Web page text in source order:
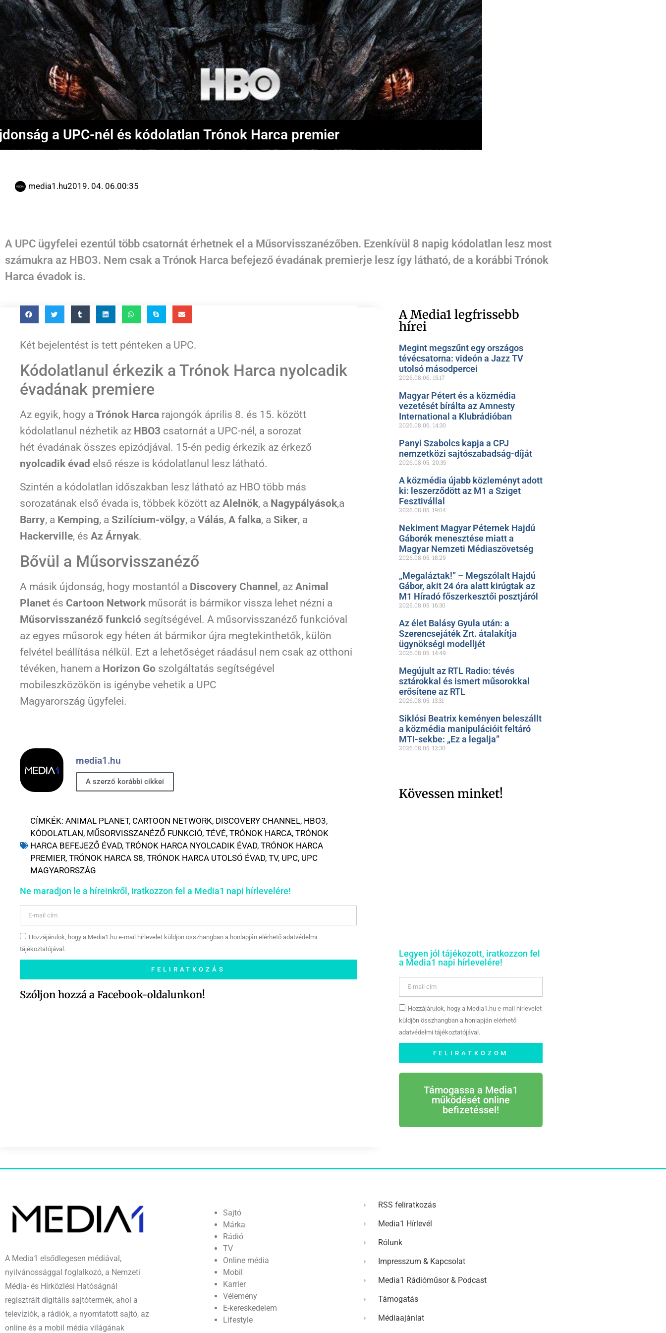
a UPC-nél és kódolatlan Trónok Harca premier
media1.hu2019. 04. 06.00:35
A UPC ügyfelei ezentúl több csatornát érhetnek el a Műsorvisszanézőben. Ezenkívül 8 napig kódolatlan lesz most
számukra az HBO3. Nem csak a Trónok Harca befejező évadának premierje lesz így látható, de a korábbi Trónok
Harca évadok is.
Két bejelentést is tett pénteken a UPC.
Kódolatlanul érkezik a Trónok Harca nyolcadik
évadának premiere
Az egyik, hogy a Trónok Harca rajongók április 8. és 15. között
kódolatlanul nézhetik az HBO3 csatornát a UPC-nél, a sorozat
hét évadának összes epizódjával. 15-én pedig érkezik az érkező
nyolcadik évad első része is kódolatlanul lesz látható.
Szintén a kódolatlan időszakban lesz látható az HBO több más
sorozatának első évada is, többek között az Alelnök, a Nagypályások,a
Barry, a Kemping, a Szilícium-völgy, a Válás, A falka, a Siker, a
Hackerville, és Az Árnyak.
Bővül a Műsorvisszanéző
A másik újdonság, hogy mostantól a Discovery Channel , az Animal
Planet és Cartoon Network műsorát is bármikor vissza lehet nézni a
Műsorvisszanéző funkció segítségével. A műsorvisszanéző funkcióval
az egyes műsorok egy héten át bármikor újra megtekinthetők, külön
felvétel beállítása nélkül. Ezt a lehetőséget ráadásul nem csak az otthoni
tévéken, hanem a Horizon Go szolgáltatás segítségével
mobileszközökön is igénybe vehetik a UPC
Magyarország ügyfelei.
media1.hu
A szerző korábbi cikkei
CÍMKÉK: ANIMAL PLANET, CARTOON NETWORK, DISCOVERY CHANNEL, HBO3,
KÓDOLATLAN, MŰSORVISSZANÉZŐ FUNKCIÓ, TÉVÉ, TRÓNOK HARCA, TRÓNOK
HARCA BEFEJEZŐ ÉVAD, TRÓNOK HARCA NYOLCADIK ÉVAD, TRÓNOK HARCA
PREMIER, TRÓNOK HARCA S8, TRÓNOK HARCA UTOLSÓ ÉVAD, TV, UPC, UPC
MAGYARORSZÁG
Ne maradjon le a híreinkről, iratkozzon fel a Media1 napi hírlevelére!
Hozzájárulok, hogy a Media1.hu e-mail hírlevelet küldjön összhangban a honlapján elérhető adatvédelmi
tájékoztatójával.
FELIRATKOZÁS
Szóljon hozzá a Facebook-oldalunkon!
A Media1 legfrissebb
hírei
Megint megszűnt egy országos
tévécsatorna: videón a Jazz TV
utolsó másodpercei
2026.08.06. 15:17
Magyar Pétert és a közmédia
vezetését bírálta az Amnesty
International a Klubrádióban
2026.08.06. 14:30
Panyi Szabolcs kapja a CPJ
nemzetközi sajtószabadság-díját
2026.08.05. 20:35
A közmédia újabb közleményt adott
ki: leszerződött az M1 a Sziget
Fesztivállal
2026.08.05. 19:04
Nekiment Magyar Péternek Hajdú
Gáborék menesztése miatt a
Magyar Nemzeti Médiaszövetség
2026.08.05. 18:29
„Megaláztak!” – Megszólalt Hajdú
Gábor, akit 24 óra alatt kirúgtak az
M1 Híradó főszerkesztői posztjáról
2026.08.05. 16:30
Az élet Balásy Gyula után: a
Szerencsejáték Zrt. átalakítja
ügynökségi modelljét
2026.08.05. 14:49
Megújult az RTL Radio: tévés
sztárokkal és ismert műsorokkal
erősítene az RTL
2026.08.05. 13:31
Siklósi Beatrix keményen beleszállt
a közmédia manipulációit feltáró
MTI-sekbe: „Ez a legalja”
2026.08.05. 12:30
Kövessen minket!
Legyen jól tájékozott, iratkozzon fel
a Media1 napi hírlevelére!
Hozzájárulok, hogy a Media1.hu e-mail hírlevelet
küldjön összhangban a honlapján elérhető
adatvédelmi tájékoztatójával.
FELIRATKOZOM
Támogassa a Media1
működését online
befizetéssel!
A Media1 elsődlegesen médiával,
nyilvánossággal foglalkozó, a Nemzeti
Média- és Hírközlési Hatóságnál
regisztrált digitális sajtótermék, ahol a
televíziók, a rádiók, a nyomtatott sajtó, az
online és a mobil média világának
Sajtó
Márka
Rádió
TV
Online média
Mobil
Karrier
Vélemény
E-kereskedelem
Lifestyle
RSS feliratkozás
Media1 Hírlevél
Rólunk
Impresszum & Kapcsolat
Media1 Rádióműsor & Podcast
Támogatás
Médiaajánlat